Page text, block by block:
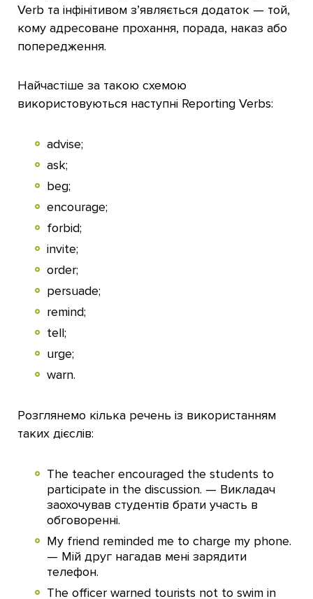
Verb та інфінітивом з’являється додаток — той,
кому адресоване прохання, порада, наказ або
попередження.
Найчастіше за такою схемою
використовуються наступні Reporting Verbs:
advise;
ask;
beg;
encourage;
forbid;
invite;
order;
persuade;
remind;
tell;
urge;
warn.
Розглянемо кілька речень із використанням
таких дієслів:
The teacher encouraged the students to
participate in the discussion. — Викладач
заохочував студентів брати участь в
обговоренні.
My friend reminded me to charge my phone.
— Мій друг нагадав мені зарядити
телефон.
The officer warned tourists not to swim in